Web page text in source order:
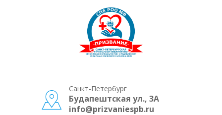
Санкт-Петербург
Будапештская ул., 3А
info@prizvaniespb.ru